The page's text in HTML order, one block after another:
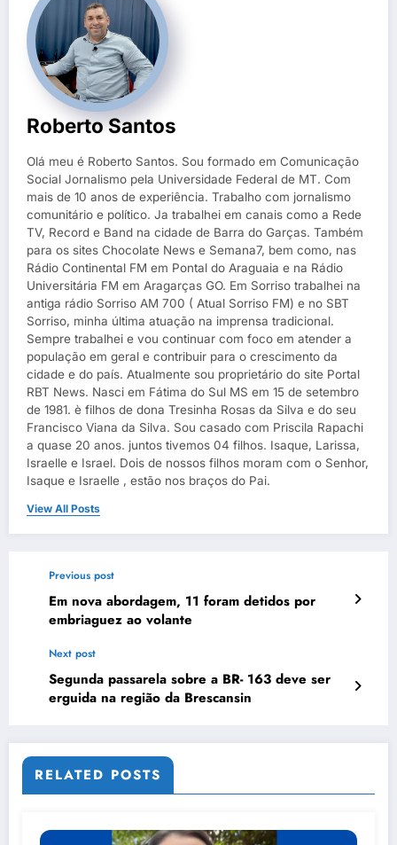
Roberto Santos
Olá meu é Roberto Santos. Sou formado em Comunicação
Social Jornalismo pela Universidade Federal de MT. Com
mais de 10 anos de experiência. Trabalho com jornalismo
comunitário e político. Ja trabalhei em canais como a Rede
TV, Record e Band na cidade de Barra do Garças. Também
para os sites Chocolate News e Semana7, bem como, nas
Rádio Continental FM em Pontal do Araguaia e na Rádio
Universitária FM em Aragarças GO. Em Sorriso trabalhei na
antiga rádio Sorriso AM 700 ( Atual Sorriso FM) e no SBT
Sorriso, minha última atuação na imprensa tradicional.
Sempre trabalhei e vou continuar com foco em atender a
população em geral e contribuir para o crescimento da
cidade e do país. Atualmente sou proprietário do site Portal
RBT News. Nasci em Fátima do Sul MS em 15 de setembro
de 1981. è filhos de dona Tresinha Rosas da Silva e do seu
Francisco Viana da Silva. Sou casado com Priscila Rapachi
a quase 20 anos. juntos tivemos 04 filhos. Isaque, Larissa,
Israelle e Israel. Dois de nossos filhos moram com o Senhor,
Isaque e Israelle , estão nos braços do Pai.
View All Posts
Previous post
Em nova abordagem, 11 foram detidos por
embriaguez ao volante
Next post
Segunda passarela sobre a BR- 163 deve ser
erguida na região da Brescansin
RELATED POSTS